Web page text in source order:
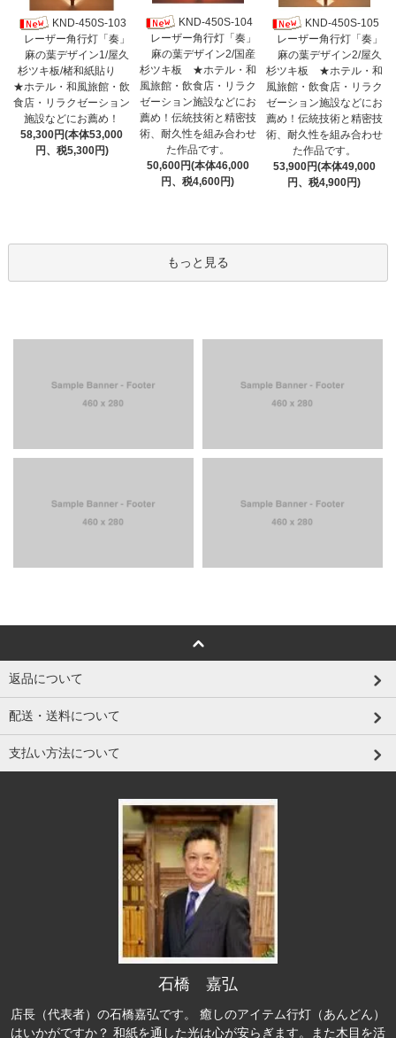
KND-450S-103
レーザー角行灯「奏」
麻の葉デザイン1/屋久
杉ツキ板/楮和紙貼り
★ホテル・和風旅館・飲
食店・リラクゼーション
施設などにお薦め！
58,300円(本体53,000
円、税5,300円)
KND-450S-104
レーザー角行灯「奏」
麻の葉デザイン2/国産
杉ツキ板 ★ホテル・和
風旅館・飲食店・リラク
ゼーション施設などにお
薦め！伝統技術と精密技
術、耐久性を組み合わせ
た作品です。
50,600円(本体46,000
円、税4,600円)
KND-450S-105
レーザー角行灯「奏」
麻の葉デザイン2/屋久
杉ツキ板 ★ホテル・和
風旅館・飲食店・リラク
ゼーション施設などにお
薦め！伝統技術と精密技
術、耐久性を組み合わせ
た作品です。
53,900円(本体49,000
円、税4,900円)
もっと見る
返品について
配送・送料について
支払い方法について
石橋 嘉弘
店長（代表者）の石橋嘉弘です。 癒しのアイテム行灯（あんどん）
はいかがですか？ 和紙を通した光は心が安らぎます。また木目を活